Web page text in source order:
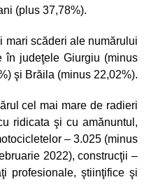
(plus 37,78%).
mari scăderi ale numărului
în judeţele Giurgiu (minus
şi Brăila (minus 22,02%).
cel mai mare de radieri
ridicata şi cu amănuntul,
– 3.025 (minus
2022), construcţii –
profesionale, ştiinţifice şi